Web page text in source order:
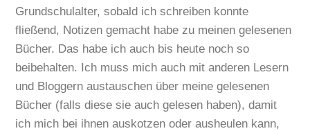
Grundschulalter, sobald ich schreiben konnte
fließend, Notizen gemacht habe zu meinen gelesenen
Bücher. Das habe ich auch bis heute noch so
beibehalten. Ich muss mich auch mit anderen Lesern
und Bloggern austauschen über meine gelesenen
Bücher (falls diese sie auch gelesen haben), damit
ich mich bei ihnen auskotzen oder ausheulen kann,